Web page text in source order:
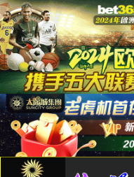
首页/产品中心/静片系列
静簧片 5010200580